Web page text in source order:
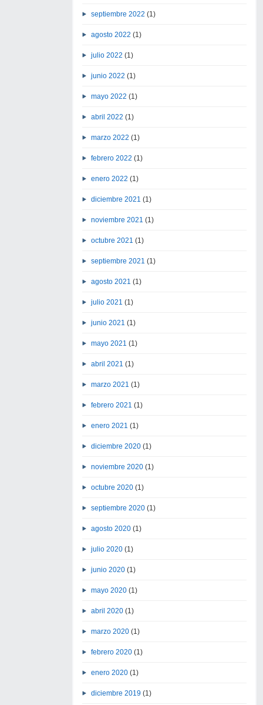
septiembre 2022 (1)
agosto 2022 (1)
julio 2022 (1)
junio 2022 (1)
mayo 2022 (1)
abril 2022 (1)
marzo 2022 (1)
febrero 2022 (1)
enero 2022 (1)
diciembre 2021 (1)
noviembre 2021 (1)
octubre 2021 (1)
septiembre 2021 (1)
agosto 2021 (1)
julio 2021 (1)
junio 2021 (1)
mayo 2021 (1)
abril 2021 (1)
marzo 2021 (1)
febrero 2021 (1)
enero 2021 (1)
diciembre 2020(1)
noviembre 2020(1)
octubre 2020(1)
septiembre 2020(1)
agosto 2020(1)
julio 2020(1)
junio 2020(1)
mayo 2020(1)
abril 2020(1)
marzo 2020(1)
febrero 2020(1)
enero 2020(1)
diciembre 2019 (1)